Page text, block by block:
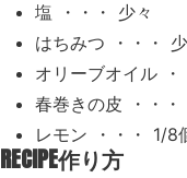
塩 ・・・ 少々
はちみつ ・・・
オリーブオイル
春巻きの皮 ・・・
レモン ・・・ 1/8
RECIPE作り方